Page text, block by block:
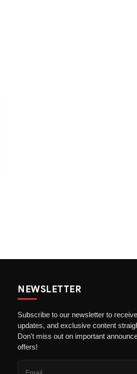
NEWSLETTER
Subscribe to our newsletter to
updates, and exclusive content
Don't miss out on important
offers!